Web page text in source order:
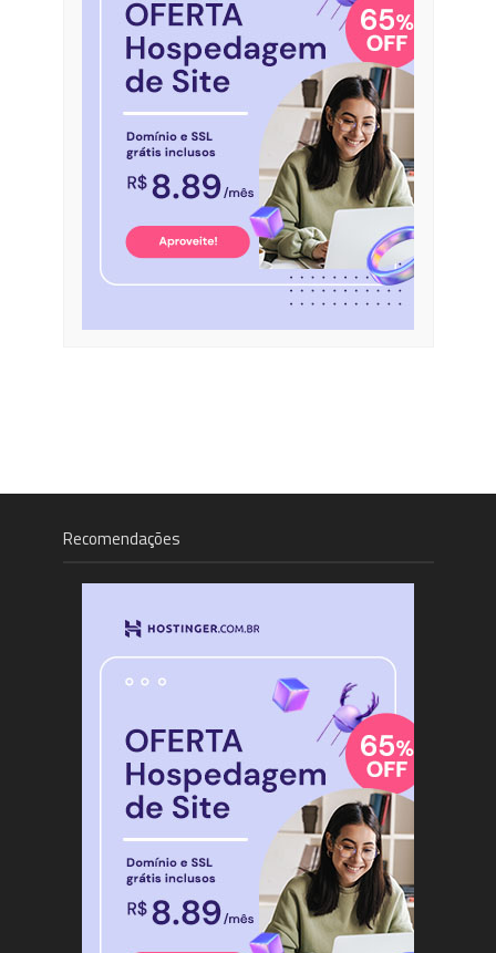
Recomendações